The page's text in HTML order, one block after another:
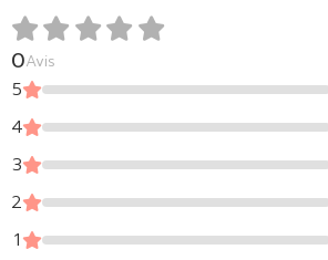
0Avis
5
4
3
2
1